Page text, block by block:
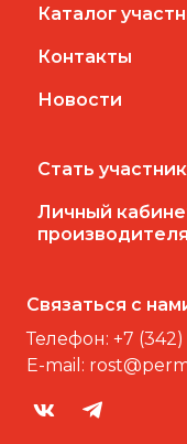
Каталог
Контакты
Новости
Стать
Личный
производителя
Связаться с
Телефон: +7
E-mail: